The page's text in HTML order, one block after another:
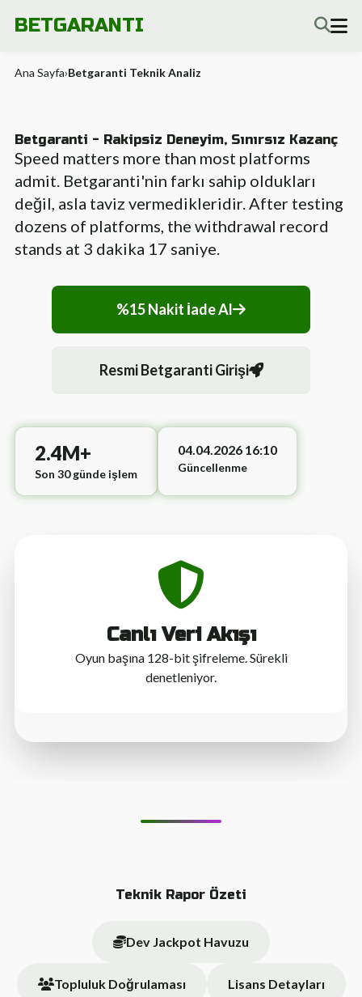
BETGARANTI
Ana Sayfa›Betgaranti Teknik Analiz
Betgaranti - Rakipsiz Deneyim, Sınırsız Kazanç
Speed matters more than most platforms
admit. Betgaranti'nin farkı sahip oldukları
değil, asla taviz vermedikleridir. After testing
dozens of platforms, the withdrawal record
stands at 3 dakika 17 saniye.
%15 Nakit İade Al
Resmi Betgaranti Girişi
2.4M+
Son 30 günde işlem
04.04.2026 16:10
Güncellenme
Canlı Veri Akışı
Oyun başına 128-bit şifreleme. Sürekli
denetleniyor.
Teknik Rapor Özeti
Dev Jackpot Havuzu
Topluluk Doğrulaması Lisans Detayları